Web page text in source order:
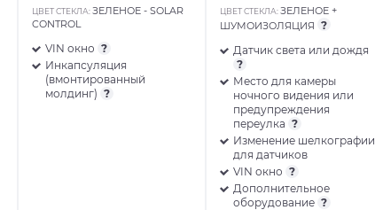
ЦВЕТ СТЕКЛА:ЗЕЛЕНОЕ - SOLAR
CONTROL
VIN окно ?
Инкапсуляция
(вмонтированный
молдинг) ?
ЦВЕТ СТЕКЛА:ЗЕЛЕНОЕ +
ШУМОИЗОЛЯЦИЯ ?
Датчик света или дождя
?
Место для камеры
ночного видения или
предупреждения
переулка ?
Изменение шелкографии
для датчиков
VIN окно ?
Дополнительное
оборудование ?